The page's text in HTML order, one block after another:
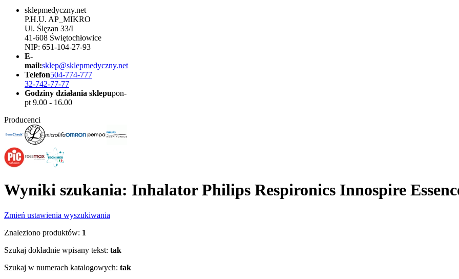
sklepmedyczny.net
P.H.U. AP_MIKRO
Ul. Ślęzan 33/I
41-608 Świętochłowice
NIP: 651-104-27-93
E-
mail:sklep@sklepmedyczny.net
Telefon504-774-777
32-742-77-77
Godziny działania sklepupon-
pt 9.00 - 16.00
Producenci
Wyniki szukania: Inhalator Philips Respironics Innospire
Zmień ustawienia wyszukiwania
Znaleziono produktów: 1
Szukaj dokładnie wpisany tekst: tak
Szukaj w numerach katalogowych: tak